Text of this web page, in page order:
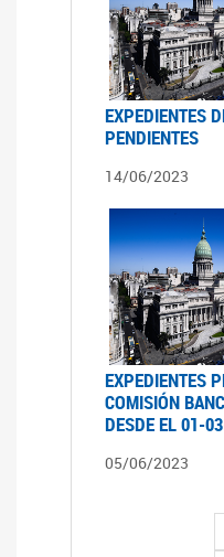
EXPEDIENTES
PENDIENTES
14/06/2023
EXPEDIENTES
COMISIÓN
DESDE EL 01-
05/06/2023